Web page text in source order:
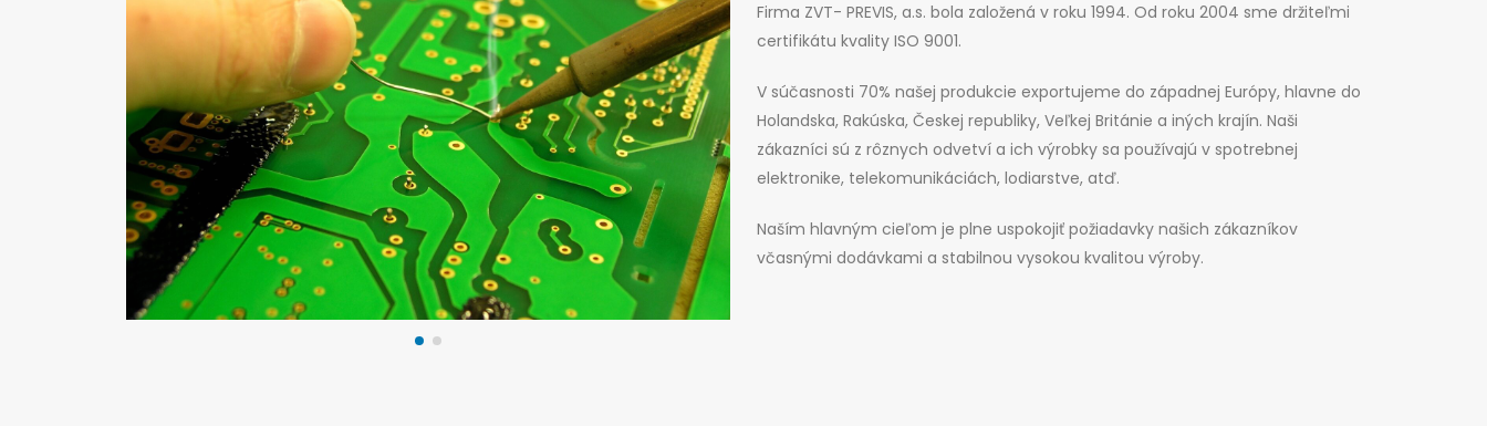
Firma ZVT- PREVIS, a.s. bola založená v roku 1994. Od roku 2004 sme držiteľmi
certifikátu kvality ISO 9001.
V súčasnosti 70% našej produkcie exportujeme do západnej Európy, hlavne do
Holandska, Rakúska, Českej republiky, Veľkej Británie a iných krajín. Naši
zákazníci sú z rôznych odvetví a ich výrobky sa používajú v spotrebnej
elektronike, telekomunikáciách, lodiarstve, atď.
Naším hlavným cieľom je plne uspokojiť požiadavky našich zákazníkov
včasnými dodávkami a stabilnou vysokou kvalitou výroby.